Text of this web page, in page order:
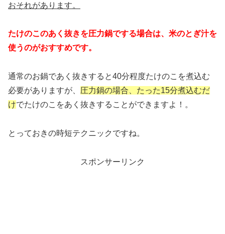
おそれがあります。
たけのこのあく抜きを圧力鍋でする場合は、米のとぎ汁を
使うのがおすすめです。
通常のお鍋であく抜きすると40分程度たけのこを煮込む
必要がありますが、 圧力鍋の場合、たった15分煮込むだ
けでたけのこをあく抜きすることができますよ！。
とっておきの時短テクニックですね。
スポンサーリンク